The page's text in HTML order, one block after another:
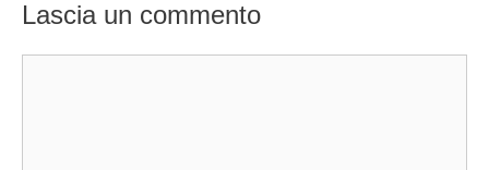
Lascia un commento